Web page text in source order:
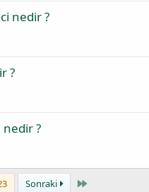
nedir ?
?
?
Sonraki Last